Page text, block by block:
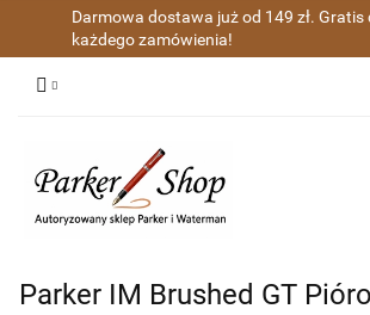
Darmowa dostawa już od 149 zł. Gratis
każdego zamówienia!
Parker IM Brushed GT